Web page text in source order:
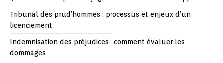
Tribunal des prud’hommes : processus et enjeux d’un
licenciement
Indemnisation des préjudices : comment évaluer les
dommages